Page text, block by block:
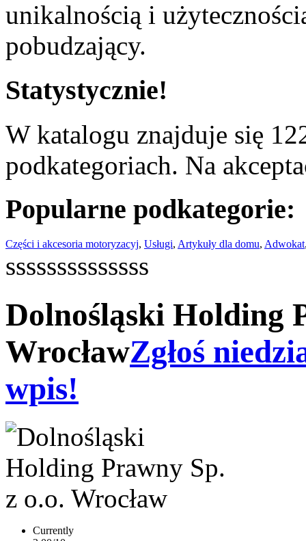
unikalnością i
pobudzający.
Statystycznie!
W katalogu znajduje się
podkategoriach. Na
Popularne podkategorie:
Części i akcesoria motoryzacyj, Usługi, Artykuły dla domu, Adwokat
ssssssssssssss
Dolnośląski Holding
WrocławZgłoś
wpis!
Currently